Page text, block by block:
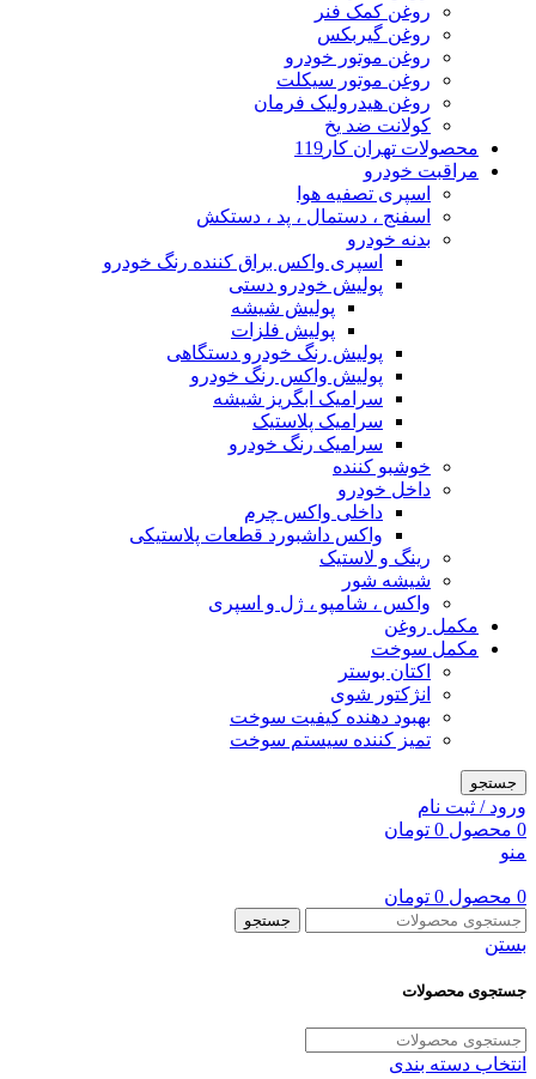
روغن کمک فنر
روغن گیربکس
روغن موتور خودرو
روغن موتور سیکلت
روغن هیدرولیک فرمان
کولانت ضد یخ
محصولات تهران کار119
مراقبت خودرو
اسپری تصفیه هوا
اسفنج ، دستمال ، پد ، دستکش
بدنه خودرو
اسپری واکس براق کننده رنگ خودرو
پولیش خودرو دستی
پولیش شیشه
پولیش فلزات
پولیش رنگ خودرو دستگاهی
پولیش واکس رنگ خودرو
سرامیک ابگریز شیشه
سرامیک پلاستیک
سرامیک رنگ خودرو
خوشبو کننده
داخل خودرو
داخلی واکس چرم
واکس داشبورد قطعات پلاستیکی
رینگ و لاستیک
شیشه شور
واکس ، شامپو ، ژل و اسپری
مکمل روغن
مکمل سوخت
اکتان بوستر
انژکتور شوی
بهبود دهنده کیفیت سوخت
تمیز کننده سیستم سوخت
جستجو
ورود / ثبت نام
0 محصول 0 تومان
منو
0 محصول 0 تومان
جستجو
بستن
جستجوی محصولات
انتخاب دسته بندی